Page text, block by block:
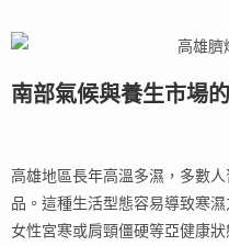
南部氣候與養生市場
高雄地區長年高溫多濕，多數
品。這種生活型態容易導致寒
女性宮寒或肩頸僵硬等亞健康